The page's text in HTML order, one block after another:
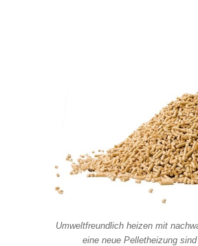
Umweltfreundlich heizen mit
eine neue Pelletheizung